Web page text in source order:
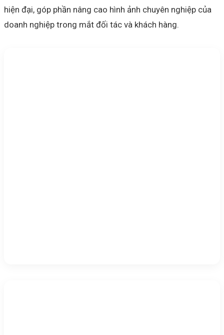
hiện đại, góp phần nâng cao hình ảnh chuyên nghiệp của
doanh nghiệp trong mắt đối tác và khách hàng.